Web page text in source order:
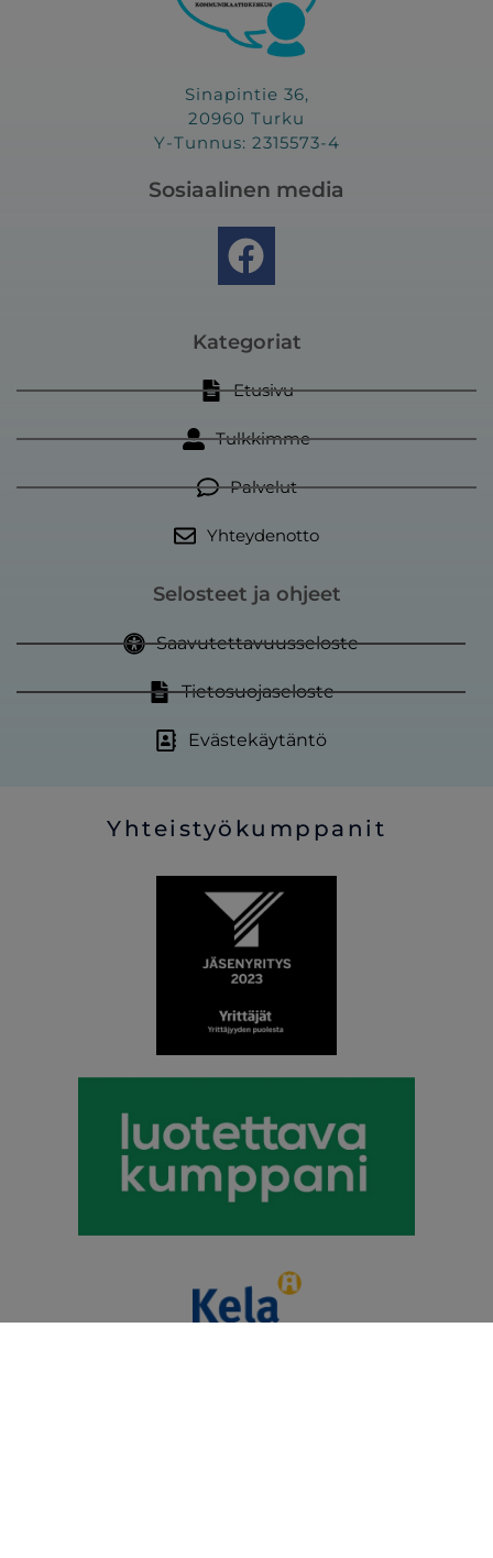
Sinapintie 36,
20960 Turku
Y-Tunnus: 2315573-4
Sosiaalinen media
F
a
e
b
o
o
k
Kategoriat
Etusivu
Tulkkimme
Palvelut
Yhteydenotto
Selosteet ja ohjeet
Saavutettavuusseloste
Tietosuojaseloste
Evästekäytäntö
Yhteistyökumppanit